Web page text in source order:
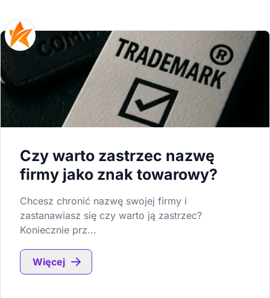
Czy warto zastrzec nazwę
firmy jako znak towarowy?
Chcesz chronić nazwę swojej firmy i
zastanawiasz się czy warto ją zastrzec?
Koniecznie prz...
Więcej